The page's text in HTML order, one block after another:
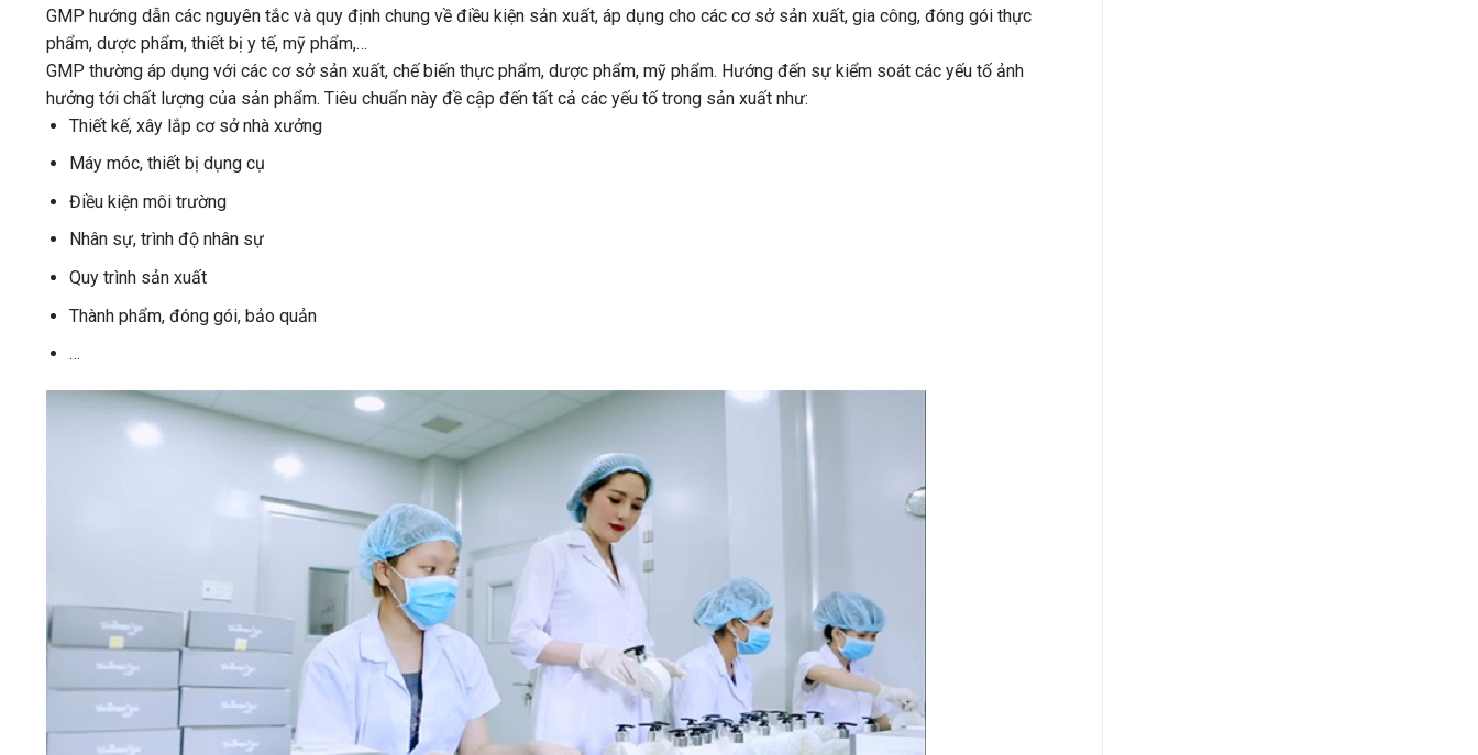
GMP hướng dẫn các nguyên tắc và quy định chung về điều kiện sản xuất, áp dụng cho các cơ sở sản xuất, gia công, đóng gói thực
phẩm, dược phẩm, thiết bị y tế, mỹ phẩm,…
GMP thường áp dụng với các cơ sở sản xuất, chế biến thực phẩm, dược phẩm, mỹ phẩm. Hướng đến sự kiểm soát các yếu tố ảnh
hưởng tới chất lượng của sản phẩm. Tiêu chuẩn này đề cập đến tất cả các yếu tố trong sản xuất như:
Thiết kế, xây lắp cơ sở nhà xưởng
Máy móc, thiết bị dụng cụ
Điều kiện môi trường
Nhân sự, trình độ nhân sự
Quy trình sản xuất
Thành phẩm, đóng gói, bảo quản
…